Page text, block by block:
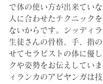
で体の使い方が出来てい
人に合わせたテクニック
ないからです。シッディラ
生徒さんの骨格、手、指
せてセラピストの体に優
クや姿勢をお伝えしてい
ィランカのアビヤンガは